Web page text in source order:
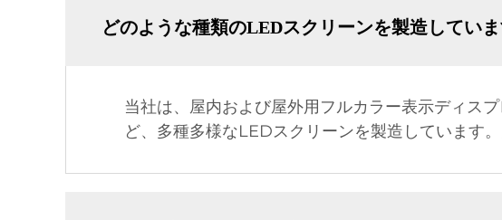
どのような種類のLEDスクリーンを製造していま
当社は、屋内および屋外用フルカラー表示ディス
ど、多種多様なLEDスクリーンを製造しています